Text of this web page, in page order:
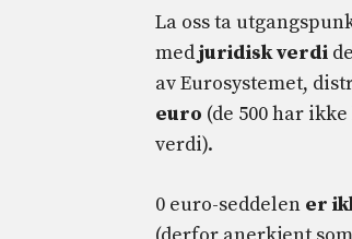
La oss ta
medjuridisk verdi
av Eurosystemet,
euro (de 500 har
verdi).
0 euro-seddelen er